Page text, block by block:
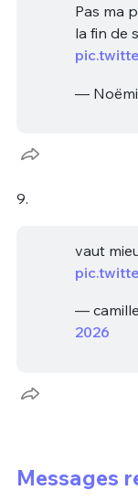
Pas ma
la fin de
—
9.
vaut
— camille
2026
Messages